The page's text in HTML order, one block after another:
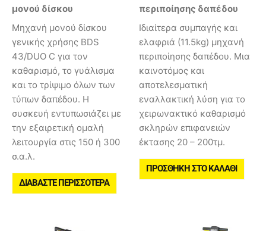
μονού δίσκου
Μηχανή μονού δίσκου
γενικής χρήσης BDS
43/DUO C για τον
καθαρισμό, το γυάλισμα
και το τρίψιμο όλων των
τύπων δαπέδου. Η
συσκευή εντυπωσιάζει με
την εξαιρετική ομαλή
λειτουργία στις 150 ή 300
σ.α.λ.
ΔΙΑΒΆΣΤΕ ΠΕΡΙΣΣΌΤΕΡΑ
περιποίησης δαπέδου
Ιδιαίτερα συμπαγής και
ελαφριά (11.5kg) μηχανή
περιποίησης δαπέδου. Μια
καινοτόμος και
αποτελεσματική
εναλλακτική λύση για το
χειρωνακτικό καθαρισμό
σκληρών επιφανειών
έκτασης 20 – 200τμ.
ΠΡΟΣΘΉΚΗ ΣΤΟ ΚΑΛΆΘΙ